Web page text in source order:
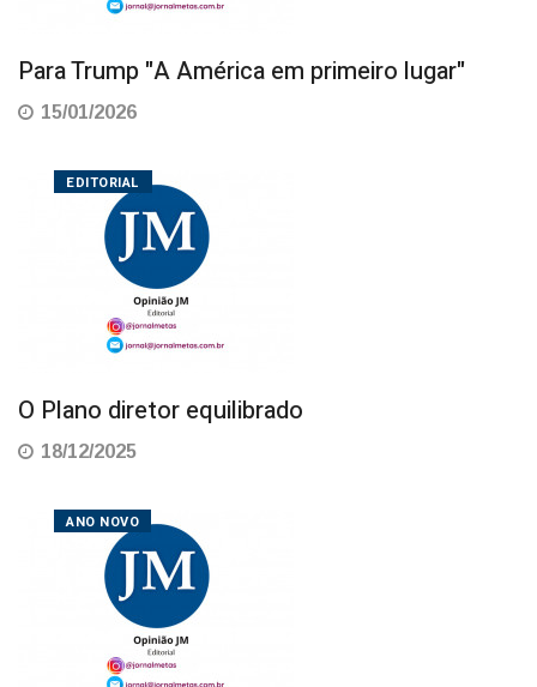
Para Trump "A América em primeiro lugar"
15/01/2026
EDITORIAL
O Plano diretor equilibrado
18/12/2025
ANO NOVO